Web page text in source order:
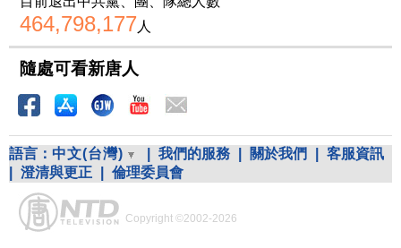
464,798,177人
隨處可看新唐人
語言： 中文(台灣) 我們的服務 關於我們
客服資訊
澄清與更正 倫理委員會
Copyright ©2002-2026